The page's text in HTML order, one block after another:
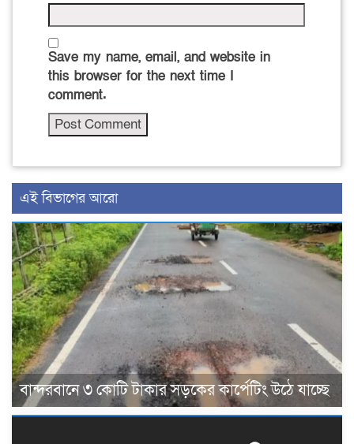
Save my name, email, and website in
this browser for the next time I
comment.
এই বিভাগের আরো
বান্দরবানে ৩ কোটি টাকার সড়কের কার্পেটিং উঠে যাচ্ছে